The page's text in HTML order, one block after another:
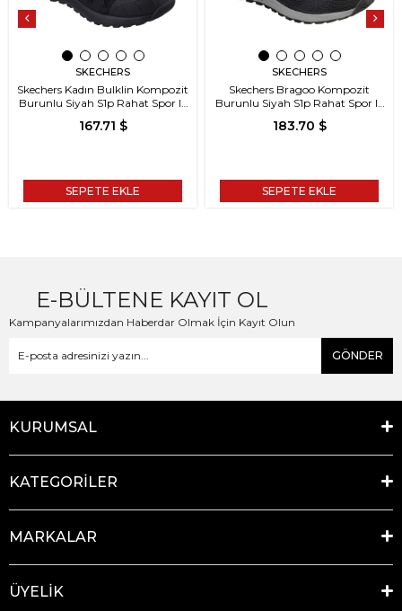
SKECHERS
Skechers Kadın Bulklin Kompozit
Burunlu Siyah S1p Rahat Spor Iş
Ayakkabısı
167.71 $
SEPETE EKLE
SKECHERS
Skechers Bragoo Kompozit
Burunlu Siyah S1p Rahat Spor Iş
Ayakkabısı
183.70 $
SEPETE EKLE
E-BÜLTENE KAYIT OL
Kampanyalarımızdan Haberdar Olmak İçin Kayıt Olun
GÖNDER
KURUMSAL
KATEGORİLER
MARKALAR
ÜYELİK